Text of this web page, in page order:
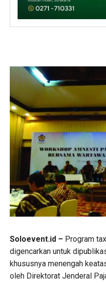
Soloevent.id – Program
digencarkan untuk
khususnya menengah
oleh Direktorat Jenderal